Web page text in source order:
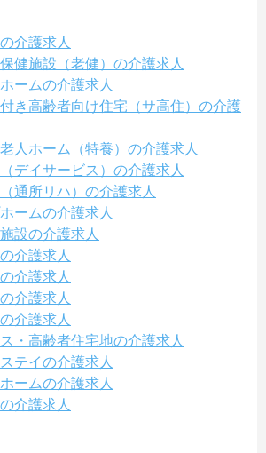
介護求人
健施設（老健）の介護求人
ームの介護求人
き高齢者向け住宅（サ高住）の介護
人ホーム（特養）の介護求人
デイサービス）の介護求人
通所リハ）の介護求人
ームの介護求人
設の介護求人
介護求人
介護求人
介護求人
介護求人
・高齢者住宅地の介護求人
テイの介護求人
ームの介護求人
介護求人